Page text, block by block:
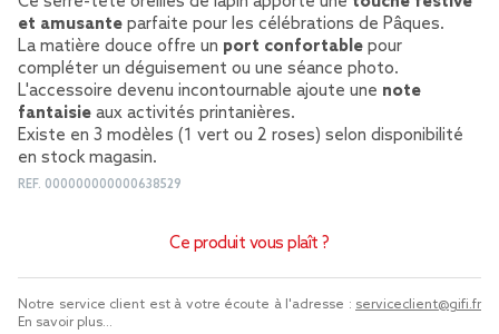
et amusante parfaite pour les célébrations de Pâques.
La matière douce offre un port confortable pour
compléter un déguisement ou une séance photo.
L'accessoire devenu incontournable ajoute une note
fantaisie aux activités printanières.
Existe en 3 modèles (1 vert ou 2 roses) selon disponibilité
en stock magasin.
REF. 000000000000638529
Ce produit vous plaît ?
Notre service client est à votre écoute à l'adresse : serviceclient@gifi.fr
En savoir plus...